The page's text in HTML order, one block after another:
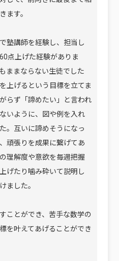
ます。
塾講師を経験し、担当し
点上げた経験がありま
ままならない生徒でした
上げるという目標を立てま
らず「諦めたい」と言われ
いように、図や例を入れ
。互いに諦めそうになっ
頑張りを成果に繋げてあ
理解度や意欲を毎週把握
げたり噛み砕いて説明し
ました。
ことができ、苦手な数学の
を叶えてあげることができ